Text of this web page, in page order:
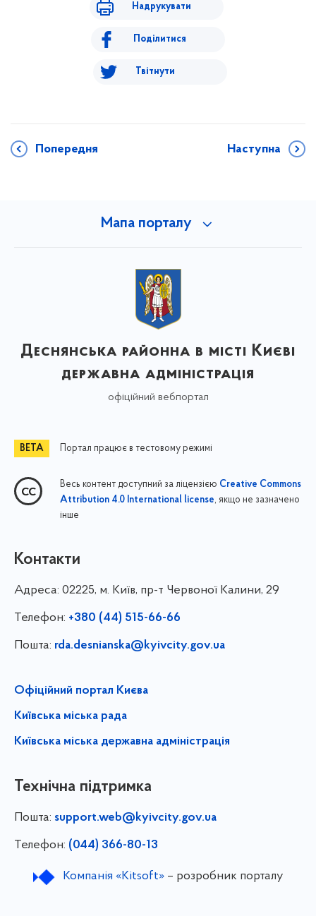
Надрукувати
Поділитися
Твітнути
Попередня Наступна
Мапа порталу
Деснянська районна в місті Києві
державна адміністрація
офіційний вебпортал
Портал працює в тестовому режимі
Весь контент доступний за ліцензією Creative Commons
Attribution 4.0 International license, якщо не зазначено
інше
Контакти
Адреса: 02225, м. Київ, пр-т Червоної Калини, 29
Телефон: +380 (44) 515-66-66
Пошта: rda.desnianska@kyivcity.gov.ua
Офіційний портал Києва
Київська міська рада
Київська міська державна адміністрація
Технічна підтримка
Пошта: support.web@kyivcity.gov.ua
Телефон: (044) 366-80-13
Компанія «Kitsoft»– розробник порталу